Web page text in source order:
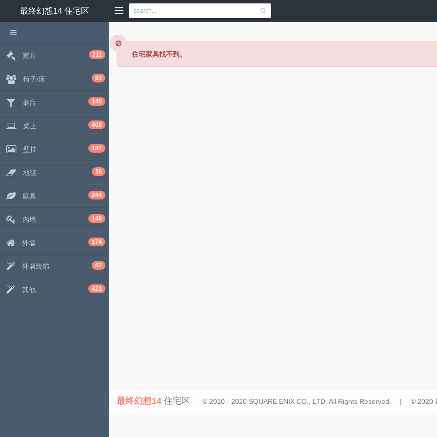
最终幻想14 住宅区
住宅家具找不到。
家具 211
椅子/床 93
桌台 140
桌上 408
壁挂 187
地毯 36
庭具 244
内墙 148
外墙 174
外墙装饰 62
其他 421
最终幻想14 住宅区 © 2010 - 2020 SQUARE ENIX CO., LTD. All Rights Reserved. | © 2020